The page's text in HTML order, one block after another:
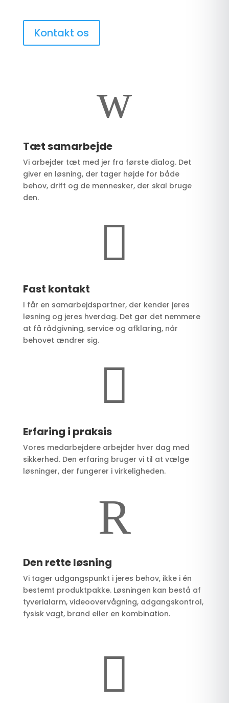
Kontakt os
w
Tæt samarbejde
Vi arbejder tæt med jer fra første dialog. Det
giver en løsning, der tager højde for både
behov, drift og de mennesker, der skal bruge
den.

Fast kontakt
I får en samarbejdspartner, der kender jeres
løsning og jeres hverdag. Det gør det nemmere
at få rådgivning, service og afklaring, når
behovet ændrer sig.

Erfaring i praksis
Vores medarbejdere arbejder hver dag med
sikkerhed. Den erfaring bruger vi til at vælge
løsninger, der fungerer i virkeligheden.
R
Den rette løsning
Vi tager udgangspunkt i jeres behov, ikke i én
bestemt produktpakke. Løsningen kan bestå af
tyverialarm, videoovervågning, adgangskontrol,
fysisk vagt, brand eller en kombination.
